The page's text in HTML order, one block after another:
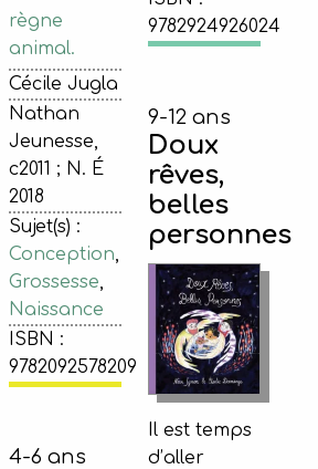
règne
animal.
Cécile Jugla
Nathan
Jeunesse,
c2011 ; N. É
2018
Sujet(s) :
Conception
Grossesse
Naissance
ISBN :
9782092578209
9782924926024
4-6 ans
9-12 ans
Doux
rêves,
belles
personnes
Il est temps
d’aller